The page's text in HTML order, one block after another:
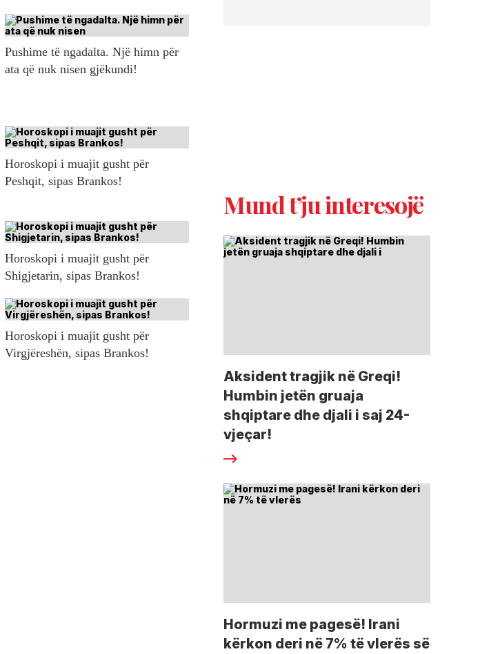
Pushime të ngadalta. Një himn për
ata që nuk nisen gjëkundi!
Horoskopi i muajit gusht për
Peshqit, sipas Brankos!
Horoskopi i muajit gusht për
Shigjetarin, sipas Brankos!
Horoskopi i muajit gusht për
Virgjëreshën, sipas Brankos!
Mund t’ju interesojë
Aksident tragjik në Greqi!
Humbin jetën gruaja
shqiptare dhe djali i saj 24-
vjeçar!
Hormuzi me pagesë! Irani
kërkon deri në 7% të vlerës së